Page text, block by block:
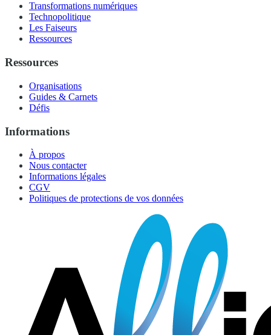
Transformations numériques
Technopolitique
Les Faiseurs
Ressources
Ressources
Organisations
Guides & Carnets
Défis
Informations
À propos
Nous contacter
Informations légales
CGV
Politiques de protections de vos données